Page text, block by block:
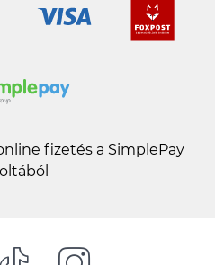
fizetés a SimplePay